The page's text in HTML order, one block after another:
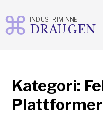
INDUSTRIMINNE
DRAUGEN
Kategori:
Plattformer